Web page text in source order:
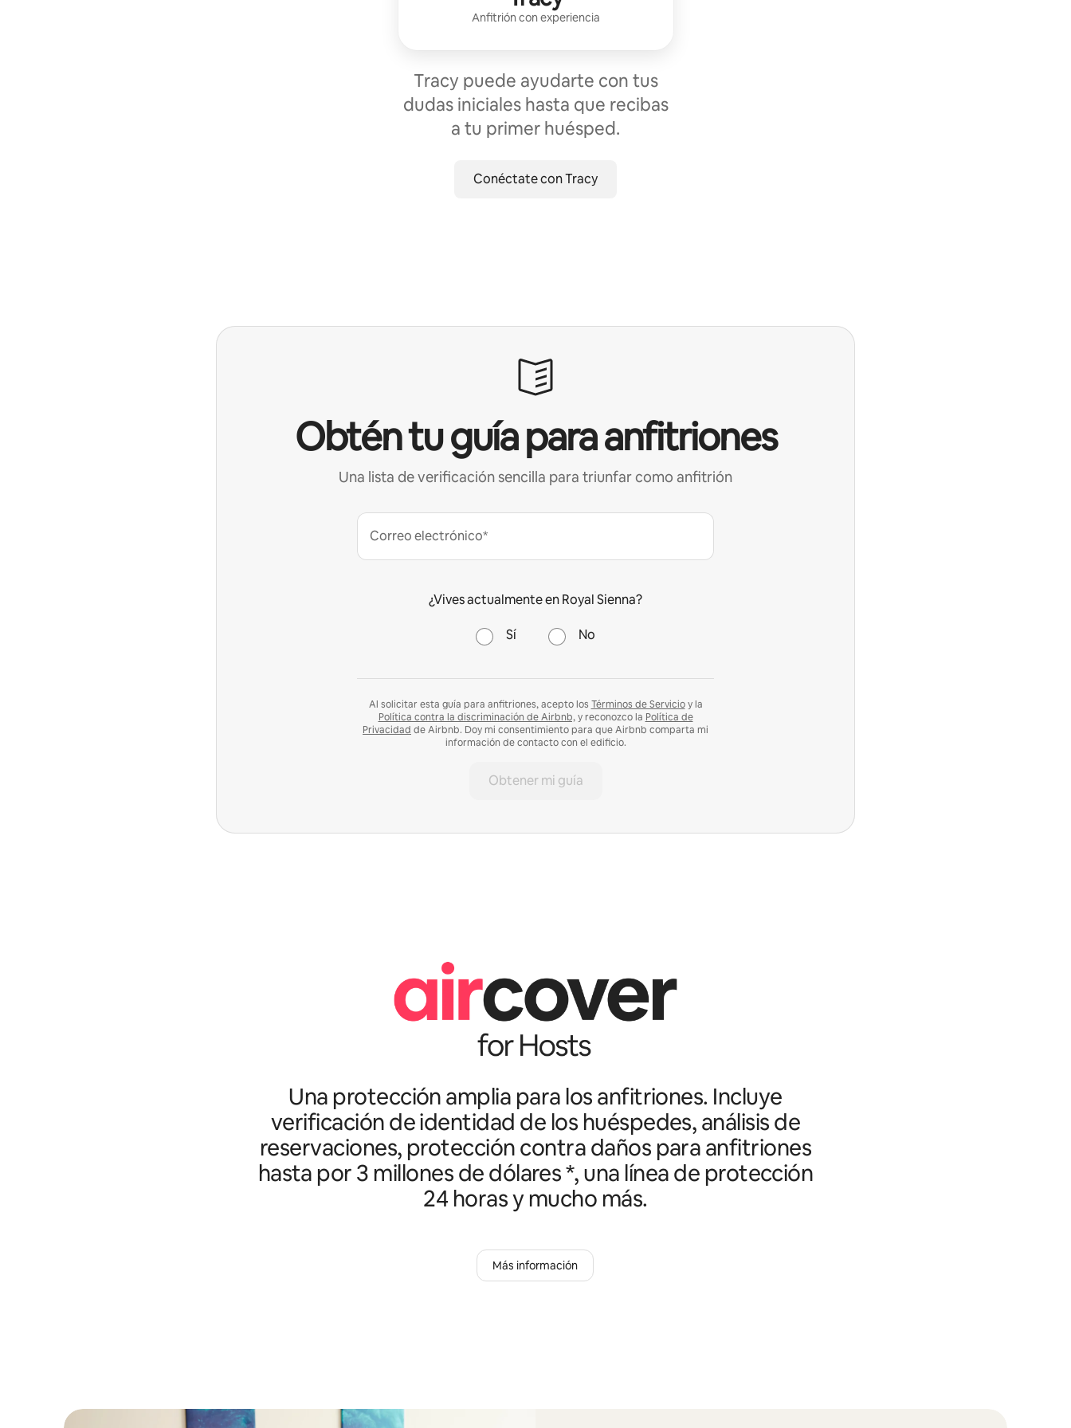
Anfitrión con experiencia
Tracy puede ayudarte con tus
dudas iniciales hasta que recibas
a tu primer huésped.
Conéctate con Tracy
Obtén tu guía para anfitriones
Una lista de verificación sencilla para triunfar como anfitrión
Correo electrónico*
¿Vives actualmente en Royal Sienna?
Sí No
Al solicitar esta guía para anfitriones, acepto los Términos de Servicioy la
Política contra la discriminación de Airbnb,y reconozco la Política de
Privacidad de Airbnb. Doy mi consentimiento para que Airbnb comparta mi
información de contacto con el edificio.
Obtener mi guía
Una protección amplia para los anfitriones. Incluye
verificación de identidad de los huéspedes, análisis de
reservaciones, protección contra daños para anfitriones
hasta por 3 millones de dólares *, una línea de protección
24 horas y mucho más.
Más información